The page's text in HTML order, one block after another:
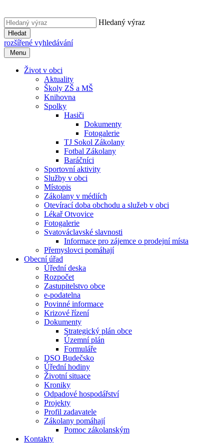
Hledaný výraz
Hledat
rozšířené vyhledávání
Menu
Život v obci
Aktuality
Školy ZŠ a MŠ
Knihovna
Spolky
Hasiči
Dokumenty
Fotogalerie
TJ Sokol Zákolany
Fotbal Zákolany
Baráčníci
Sportovní aktivity
Služby v obci
Místopis
Zákolany v médiích
Otevírací doba obchodu a služeb v obci
Lékař Otvovice
Fotogalerie
Svatováclavské slavnosti
Informace pro zájemce o prodejní místa
Přemyslovci pomáhají
Obecní úřad
Úřední deska
Rozpočet
Zastupitelstvo obce
e-podatelna
Povinné informace
Krizové řízení
Dokumenty
Strategický plán obce
Územní plán
Formuláře
DSO Budečsko
Úřední hodiny
Životní situace
Kroniky
Odpadové hospodářství
Projekty
Profil zadavatele
Zákolany pomáhají
Pomoc zákolanským
Kontakty